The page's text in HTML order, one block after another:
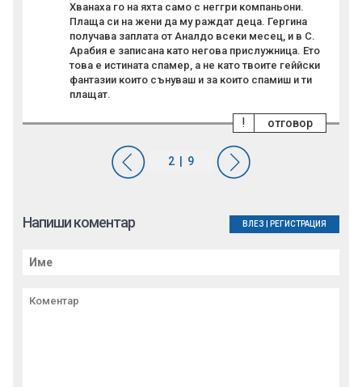
Хванаха го на яхта само с неггри компаньони.
Плаща си на жени да му раждат деца. Гергина
получава заплата от Аналдо всеки месец, и в С.
Арабия е записана като негова прислужница. Ето
това е истината спамер, а не като твоите геййски
фантазии които сънуваш и за които спамиш и ти
плащат.
отговор
!
Напиши коментар ВЛЕЗ РЕГИСТРАЦИЯ